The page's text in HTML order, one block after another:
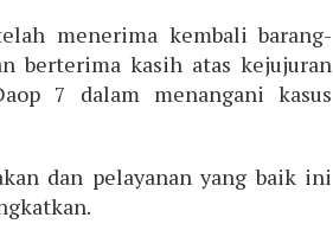
menerima kembali barang-
berterima kasih atas kejujuran
7 dalam menangani kasus
dan pelayanan yang baik ini